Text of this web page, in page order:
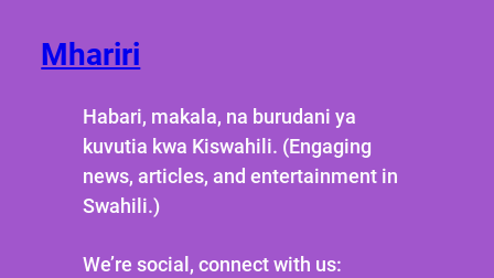
Mhariri
Habari, makala, na burudani ya
kuvutia kwa Kiswahili. (Engaging
news, articles, and entertainment in
Swahili.)
We’re social, connect with us: